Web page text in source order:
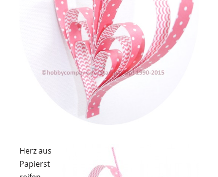
Herz aus
Papierst